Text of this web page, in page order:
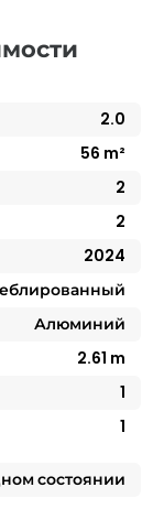
2.0
56 m²
2
2
2024
Алюминий
2.61 m
1
1
состоянии